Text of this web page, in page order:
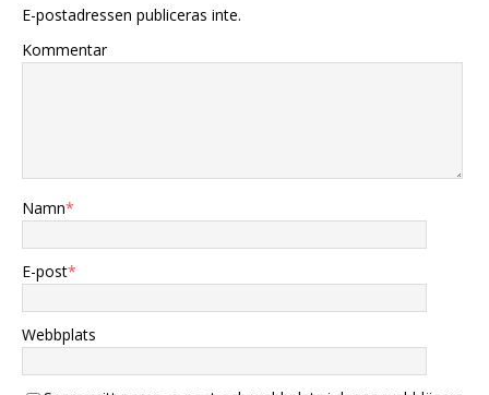
E-postadressen publiceras inte.
Kommentar
Namn*
E-post*
Webbplats